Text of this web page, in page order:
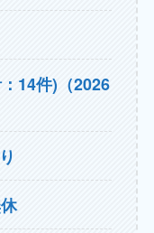
14件)（2026